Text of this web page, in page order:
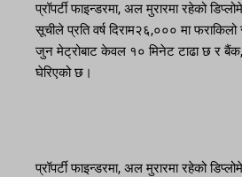
प्रॉपर्टी फाइन्डरमा, अल मुरारमा रहेको
सूचीले प्रति वर्ष दिराम२६,००० मा फराकिलो
जुन मेट्रोबाट केवल १० मिनेट टाढा छ र
घेरिएको छ।
प्रॉपर्टी फाइन्डरमा, अल मुरारमा रहेको